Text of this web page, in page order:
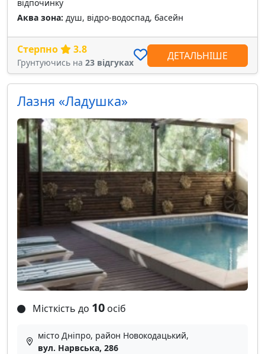
відпочинку
Аква зона: душ, відро-водоспад, басейн
Стерпно 3.8
Грунтуючись на 23 відгуках
ДЕТАЛЬНІШЕ
Лазня «Ладушка»
Місткість до 10 осіб
місто Дніпро, район Новокодацький,
вул. Нарвська, 286